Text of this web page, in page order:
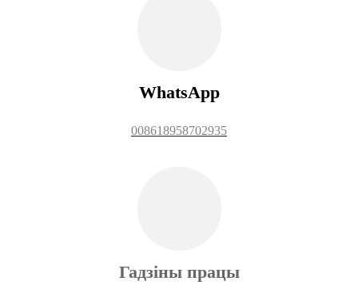
WhatsApp
008618958702935
Гадзіны працы